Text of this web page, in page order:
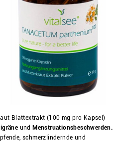
Blattextrakt (100 mg pro Kapsel)
und Menstruationsbeschwerden.
schmerzlindernde und